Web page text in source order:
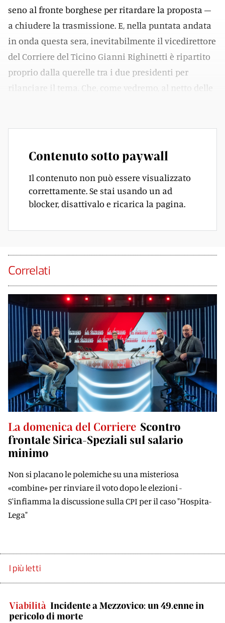
seno al fronte borghese per ritardare la proposta –
a chiudere la trasmissione. E, nella puntata andata
in onda questa sera, inevitabilmente il vicedirettore
del Corriere del Ticino Gianni Righinetti è ripartito
proprio dalla querelle tra i due presidenti per
rilanciare il tema. Che, come vedremo, al netto delle
Contenuto sotto paywall
Il contenuto non può essere visualizzato
correttamente. Se stai usando un ad
blocker, disattivalo e ricarica la pagina.
Correlati
La domenica del Corriere Scontro
frontale Sirica-Speziali sul salario
minimo
Non si placano le polemiche su una misteriosa
«combine» per rinviare il voto dopo le elezioni -
S'infiamma la discussione sulla CPI per il caso "Hospita-
Lega"
I più letti
Viabilità Incidente a Mezzovico: un 49.enne in
pericolo di morte